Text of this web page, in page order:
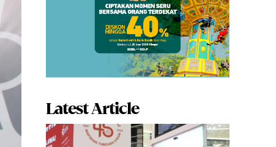
Latest Article